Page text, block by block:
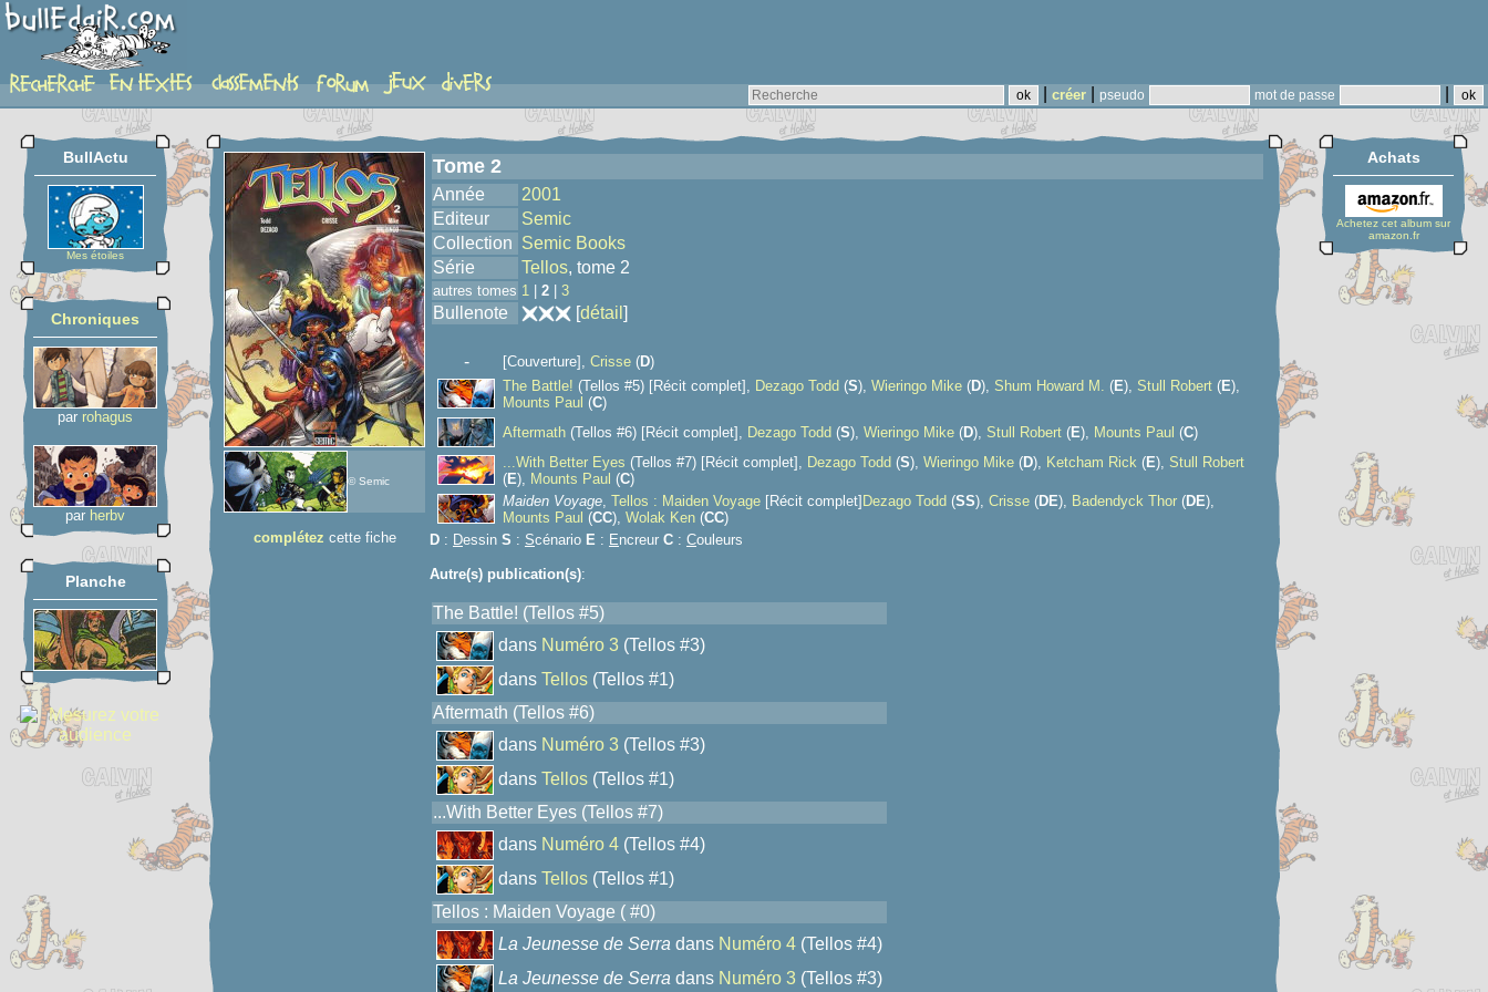
créer pseudo mot de passe
album
BullActu
Mes étoiles
Chroniques
par rohagus
par herbv
Planche
© Semic
complétez cette fiche
Tome 2
Année
2001
Editeur
Semic
Collection Semic Books
Série
Tellos, tome 2
autres tomes 1 2 3
Bullenote [détail ]
- [Couverture], Crisse (D)
The Battle! (Tellos #5) [Récit complet], Dezago Todd (S), Wieringo Mike (D), Shum Howard M. (E), Stull Robert (E),
Mounts Paul (C)
Aftermath (Tellos #6) [Récit complet], Dezago Todd (S), Wieringo Mike (D), Stull Robert (E), Mounts Paul (C)
...With Better Eyes (Tellos #7) [Récit complet], Dezago Todd (S), Wieringo Mike (D), Ketcham Rick (E), Stull Robert
(E), Mounts Paul (C)
Maiden Voyage, Tellos : Maiden Voyage [Récit complet] Dezago Todd (SS), Crisse (DE), Badendyck Thor (DE),
Mounts Paul (CC), Wolak Ken (CC)
D : Dessin S : Scénario E : Encreur C : Couleurs
Autre(s) publication(s):
The Battle! (Tellos #5)
dans Numéro 3 (Tellos #3)
dans Tellos (Tellos #1)
Aftermath (Tellos #6)
dans Numéro 3 (Tellos #3)
dans Tellos (Tellos #1)
...With Better Eyes (Tellos #7)
dans Numéro 4 (Tellos #4)
dans Tellos (Tellos #1)
Tellos : Maiden Voyage ( #0)
La Jeunesse de Serra dans Numéro 4 (Tellos #4)
La Jeunesse de Serra dans Numéro 3 (Tellos #3)
Achats
Achetez cet album sur
amazon.fr